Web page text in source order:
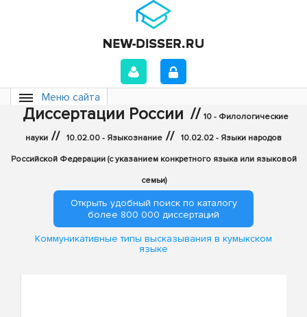
Меню сайта
Диссертации России // 10 - Филологические
науки // 10.02.00 - Языкознание // 10.02.02 - Языки народов
Российской Федерации (с указанием конкретного языка или языковой
семьи)
Открыть удобный поиск по каталогу
более 800 000 диссертаций
Коммуникативные типы высказывания в кумыкском
языке